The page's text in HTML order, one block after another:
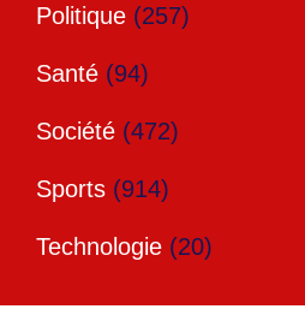
Politique (257)
Santé (94)
Société (472)
Sports (914)
Technologie (20)